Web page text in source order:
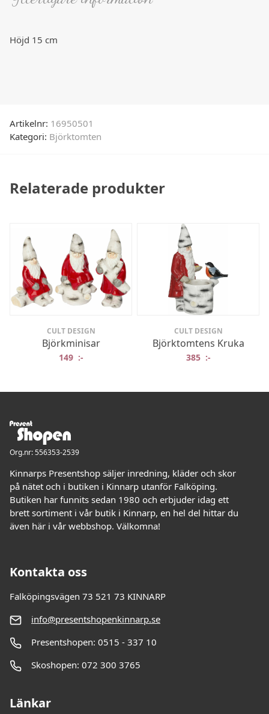
Höjd 15 cm
Artikelnr: 16950501
Kategori: Björktomten
Relaterade produkter
CULT DESIGN
Björkminisar
149 :-
CULT DESIGN
Björktomtens Kruka
385 :-
Org.nr: 556353-2539
Kinnarps Presentshop säljer inredning, kläder och skor
på nätet och i butiken i Kinnarp utanför Falköping.
Butiken har funnits sedan 1980 och erbjuder idag ett
brett sortiment i vår butik i Kinnarp, en hel del hittar du
även här i vår webbshop. Välkomna!
Kontakta oss
Falköpingsvägen 73 521 73 KINNARP
info@presentshopenkinnarp.se
Presentshopen: 0515 - 337 10
Skoshopen: 072 300 3765
Länkar